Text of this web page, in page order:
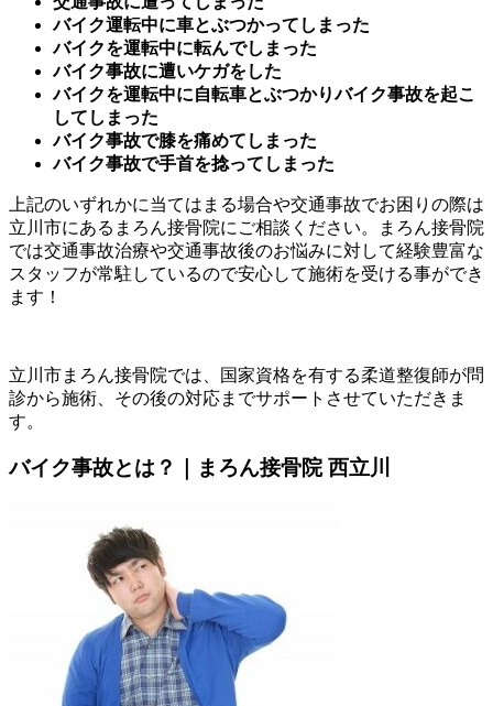
バイク運転中に車とぶつかってしまった
バイクを運転中に転んでしまった
バイク事故に遭いケガをした
バイクを運転中に自転車とぶつかりバイク事故を起こ
してしまった
バイク事故で膝を痛めてしまった
バイク事故で手首を捻ってしまった
上記のいずれかに当てはまる場合や交通事故でお困りの際は
立川市にあるまろん接骨院にご相談ください。まろん接骨院
では交通事故治療や交通事故後のお悩みに対して経験豊富な
スタッフが常駐しているので安心して施術を受ける事ができ
ます！
立川市まろん接骨院では、国家資格を有する柔道整復師が問
診から施術、その後の対応までサポートさせていただきま
す。
バイク事故とは？｜まろん接骨院 西立川